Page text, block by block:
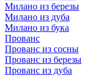
Милано из березы
Милано из дуба
Милано из бука
Прованс
Прованс из сосны
Прованс из березы
Прованс из дуба